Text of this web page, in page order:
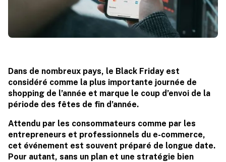
Dans de nombreux pays, le Black Friday est
considéré comme la plus importante journée de
shopping de l’année et marque le coup d’envoi de la
période des fêtes de fin d’année.
Attendu par les consommateurs comme par les
entrepreneurs et professionnels du e-commerce,
cet événement est souvent préparé de longue date.
Pour autant, sans un plan et une stratégie bien